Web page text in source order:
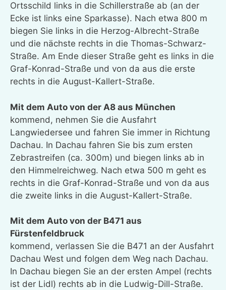
Ortsschild links in die Schillerstraße ab (an der
Ecke ist links eine Sparkasse). Nach etwa 800 m
biegen Sie links in die Herzog-Albrecht-Straße
und die nächste rechts in die Thomas-Schwarz-
Straße. Am Ende dieser Straße geht es links in die
Graf-Konrad-Straße und von da aus die erste
rechts in die August-Kallert-Straße.
Mit dem Auto von der A8 aus München
kommend, nehmen Sie die Ausfahrt
Langwiedersee und fahren Sie immer in Richtung
Dachau. In Dachau fahren Sie bis zum ersten
Zebrastreifen (ca. 300m) und biegen links ab in
den Himmelreichweg. Nach etwa 500 m geht es
rechts in die Graf-Konrad-Straße und von da aus
die zweite links in die August-Kallert-Straße.
Mit dem Auto von der B471 aus
Fürstenfeldbruck
kommend, verlassen Sie die B471 an der Ausfahrt
Dachau West und folgen dem Weg nach Dachau.
In Dachau biegen Sie an der ersten Ampel (rechts
ist der Lidl) rechts ab in die Ludwig-Dill-Straße.